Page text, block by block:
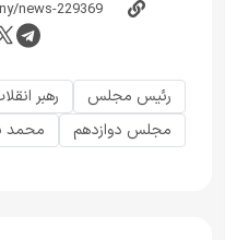
رئیس مجلس رهبر
مجلس دوازدهم
محمد